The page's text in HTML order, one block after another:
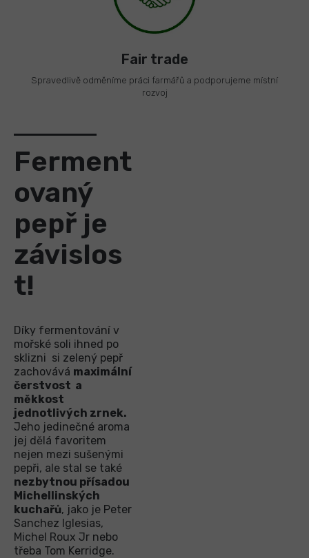
Fair trade
Spravedlivě odměníme práci farmářů a podporujeme místní
rozvoj
Ferment
ovaný
pepř je
závislos
t!
Díky fermentování v
mořské soli ihned po
sklizni si zelený pepř
zachovává maximální
čerstvost a
měkkost
jednotlivých zrnek.
Jeho jedinečné aroma
jej dělá favoritem
nejen mezi sušenými
pepři, ale stal se také
nezbytnou přísadou
Michellinských
kuchařů, jako je Peter
Sanchez Iglesias,
Michel Roux Jr nebo
třeba Tom Kerridge.